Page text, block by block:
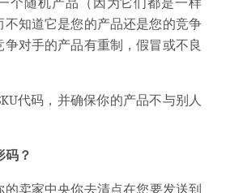
个随机产品（因为它们都是一样
不知道它是您的产品还是您的竞争
争对手的产品有重制，假冒或不良
代码 ，并确保你的产品不与别人
码？
的卖家中央你去清点在您要发送到